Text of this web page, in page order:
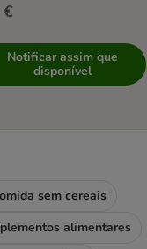
€
Notificar assim que
disponível
sem cereais
alimentares